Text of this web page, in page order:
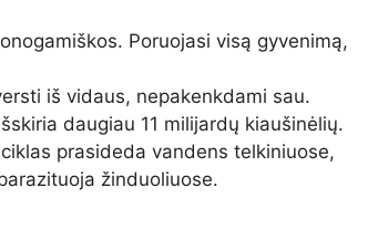
Poruojasi visą gyvenimą,
iš vidaus, nepakenkdami sau.
daugiau 11 milijardų kiaušinėlių.
prasideda vandens telkiniuose,
žinduoliuose.